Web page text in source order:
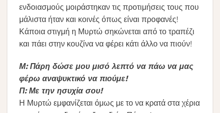
ενδοιασμούς μοιράστηκαν τις προτιμήσεις τους που
μάλιστα ήταν και κοινές όπως είναι προφανές!
Κάποια στιγμή η Μυρτώ σηκώνεται από το τραπέζι
και πάει στην κουζίνα να φέρει κάτι άλλο να πιούν!
Μ: Πάρη δώσε μου μισό λεπτό να πάω να μας
φέρω αναψυκτικό να πιούμε!
Π: Με την ησυχία σου!
Η Μυρτώ εμφανίζεται όμως με το να κρατά στα χέρια